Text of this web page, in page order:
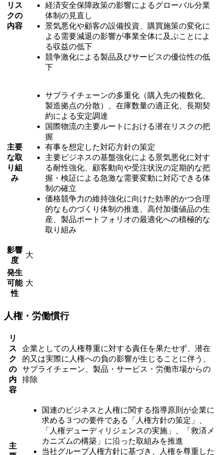
リス
クの
内容
経済安全保障政策の影響によるグローバル分業
体制の見直し
景気悪化や顧客の設備投資、購買施策の変化に
よる需要減退の影響が事業全体に及ぶことによ
る収益の低下
競争激化による製品及びサービスの優位性の低
下
主要
な取
り組
み
サプライチェーンの多重化（購入先の複数化、
製造拠点の分散）、在庫数量の適正化、長期契
約による安定調達
国際物流の主要ルートにおける潜在リスクの把
握
有事を想定した対応方針の策定
主要ビジネスの基盤強化による景気悪化に対す
る耐性強化、顧客動向や受注状況の定期的な把
握・検証による急激な需要変動に対応できる体
制の確立
価格競争力の維持強化に向けた効率的かつ合理
的なものづくり体制の推進、高付加価値品の生
産、製品ポートフォリオの最適化への積極的な
取り組み
影響
度
大
発生
可能
性
大
人権・労働慣行
リ
ス
ク
の
内
容
企業としての人権尊重に対する責任を果たせず、潜在
的又は実際に人権への負の影響が生じることに伴う、
サプライチェーン、製品・サービス・労働市場からの
排除
主
国連のビジネスと人権に関する指導原則が企業に
求める３つの要件である「人権方針の策定」、
「人権デューディリジェンスの実施」、「救済メ
カニズムの構築」に沿った取組みを推進
当社グループ人権方針に基づき、人権を尊重した